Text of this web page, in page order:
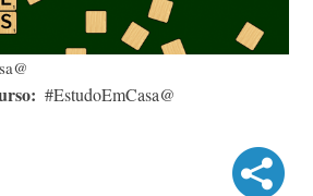
#EstudoEmCasa@